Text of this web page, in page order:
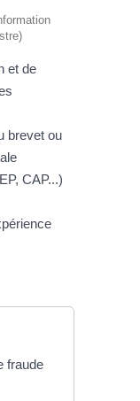
et de
brevet ou
CAP...)
fraude